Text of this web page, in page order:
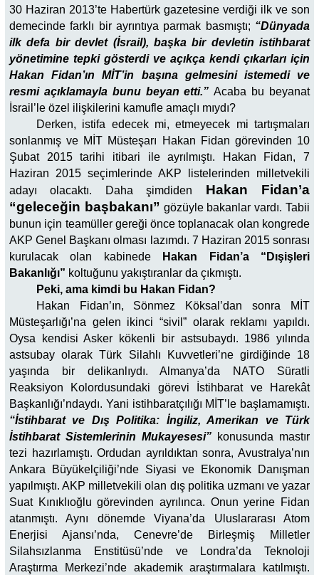
30 Haziran 2013’te Habertürk gazetesine verdiği ilk ve son
demecinde farklı bir ayrıntıya parmak basmıştı; “Dünyada
ilk defa bir devlet (İsrail), başka bir devletin istihbarat
yönetimine tepki gösterdi ve açıkça kendi çıkarları için
Hakan Fidan’ın MİT’in başına gelmesini istemedi ve
resmi açıklamayla bunu beyan etti.”Acaba bu beyanat
İsrail’le özel ilişkilerini kamufle amaçlı mıydı?
Derken, istifa edecek mi, etmeyecek mi tartışmaları
sonlanmış ve MİT Müsteşarı Hakan Fidan görevinden 10
Şubat 2015 tarihi itibari ile ayrılmıştı. Hakan Fidan, 7
Haziran 2015 seçimlerinde AKP listelerinden milletvekili
adayı olacaktı. Daha şimdiden Hakan Fidan’a
“geleceğin başbakanı” gözüyle bakanlar vardı. Tabii
bunun için teamüller gereği önce toplanacak olan kongrede
AKP Genel Başkanı olması lazımdı. 7 Haziran 2015 sonrası
kurulacak olan kabinede
Hakan Fidan’a “Dışişleri
Bakanlığı” koltuğunu yakıştıranlar da çıkmıştı.
Peki, ama kimdi bu Hakan Fidan?
Hakan Fidan’ın, Sönmez Köksal’dan sonra MİT
Müsteşarlığı’na gelen ikinci “sivil” olarak reklamı yapıldı.
Oysa kendisi Asker kökenli bir astsubaydı. 1986 yılında
astsubay olarak Türk Silahlı Kuvvetleri’ne girdiğinde 18
yaşında bir delikanlıydı. Almanya’da NATO Süratli
Reaksiyon Kolordusundaki görevi İstihbarat ve Harekât
Başkanlığı’ndaydı. Yani istihbaratçılığı MİT’le başlamamıştı.
“İstihbarat ve Dış Politika: İngiliz, Amerikan ve Türk
İstihbarat Sistemlerinin Mukayesesi” konusunda mastır
tezi hazırlamıştı. Ordudan ayrıldıktan sonra, Avustralya’nın
Ankara Büyükelçiliği’nde Siyasi ve Ekonomik Danışman
yapılmıştı. AKP milletvekili olan dış politika uzmanı ve yazar
Suat Kınıklıoğlu görevinden ayrılınca. Onun yerine Fidan
atanmıştı. Aynı dönemde Viyana’da Uluslararası Atom
Enerjisi Ajansı’nda, Cenevre’de Birleşmiş Milletler
Silahsızlanma Enstitüsü’nde ve Londra’da Teknoloji
Araştırma Merkezi’nde akademik araştırmalara katılmıştı.